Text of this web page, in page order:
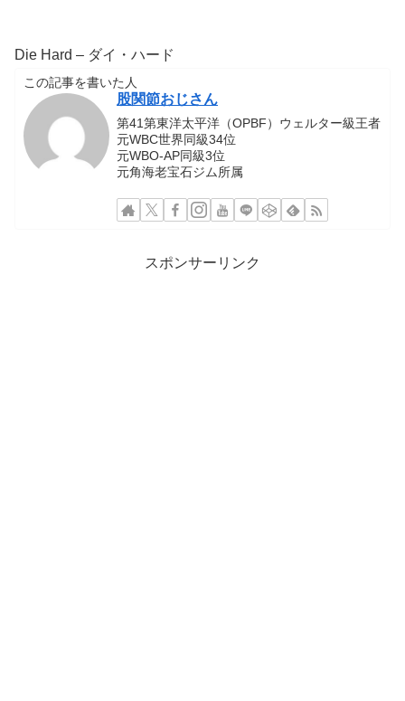
Die Hard – ダイ・ハード
この記事を書いた人
股関節おじさん
第41第東洋太平洋（OPBF）ウェルター級王者
元WBC世界同級34位
元WBO-AP同級3位
元角海老宝石ジム所属
スポンサーリンク